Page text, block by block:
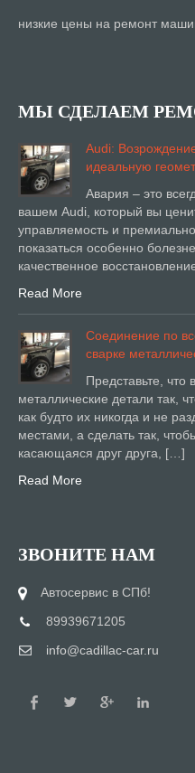
низкие цены на ремонт
МЫ СДЕЛАЕМ
Audi:
идеальную
Авария – это
вашем Audi, который вы
управляемость и
показаться особенно
качественное
Read More
Соединение по
сварке
Представьте, что
металлические детали так,
как будто их никогда и не
местами, а сделать так,
касающаяся друг друга, […]
Read More
ЗВОНИТЕ НАМ
Автосервис в СПб!
89939671205
info@cadillac-car.ru